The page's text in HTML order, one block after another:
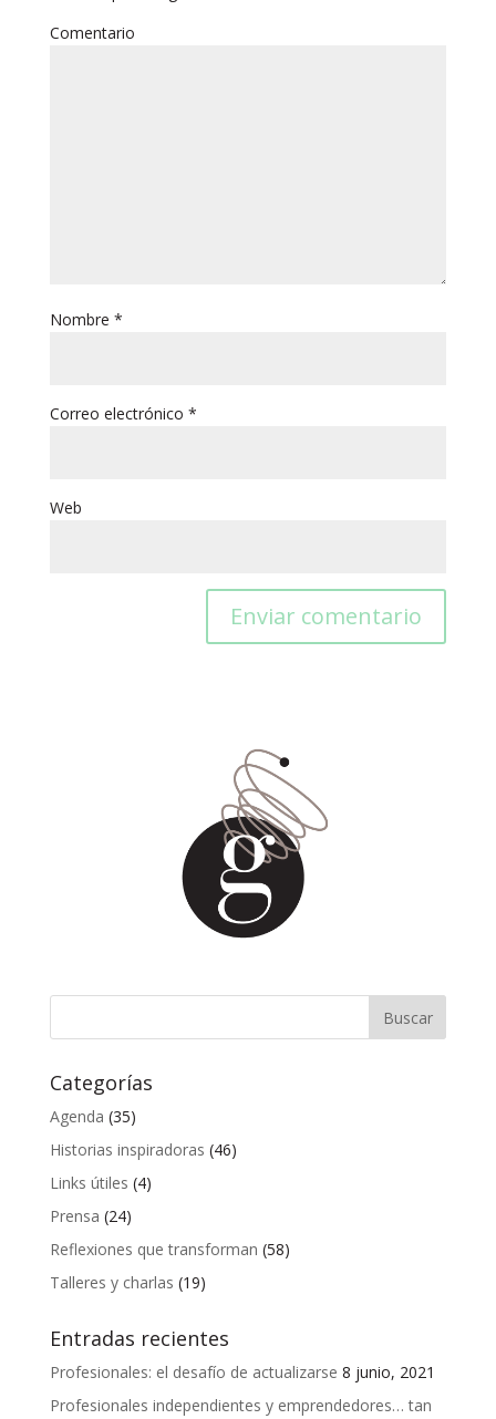
Comentario
Nombre *
Correo electrónico *
Web
Categorías
Agenda (35)
Historias inspiradoras (46)
Links útiles (4)
Prensa (24)
Reflexiones que transforman (58)
Talleres y charlas (19)
Entradas recientes
Profesionales: el desafío de actualizarse 8 junio, 2021
Profesionales independientes y emprendedores… tan